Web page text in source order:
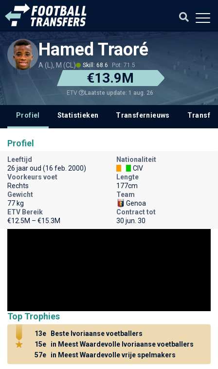
Hamed Traoré
A (L), M (CL) Skill: 68.6 Pot: 71.5
€13.9M
ETV Laatste update: 1 aug. 26
Profiel Statistieken Transfernieuws
Profiel
Leeftijd
26 jaar oud (16 feb. 2000)
Nationaliteit
CIV
Voorkeurs voet
Rechts
Lengte
177cm
Gewicht
77 kg
Team
Genoa
ETV Bereik
€12.5M – €15.3M
Contract tot
30 jun. 30
Top Trophies
13e
Beste Ivoriaanse voetballers
15e
in Meest Waardevolle Ivoriaanse voetballers
57e
in Meest Waardevolle vrije spelmakers